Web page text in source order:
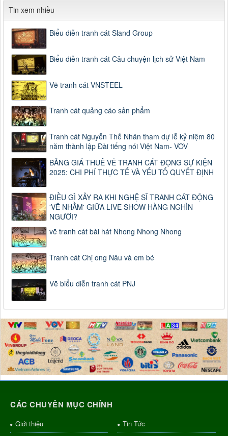
Tin xem nhiều
Biểu diễn tranh cát Sland Group
Biểu diễn tranh cát Câu chuyện lịch sử Việt Nam
Vẽ tranh cát VNSTEEL
Tranh cát quảng cáo sản phẩm
Tranh cát Nguyễn Thế Nhân tham dự lễ kỷ niệm 80
năm thành lập Đài tiếng nói Việt Nam- VOV
BẢNG GIÁ THUÊ VẼ TRANH CÁT ĐỘNG SỰ KIỆN
2025: CHI PHÍ THỰC TẾ VÀ YẾU TỐ QUYẾT ĐỊNH
ĐIỀU GÌ XẢY RA KHI NGHỆ SĨ TRANH CÁT ĐỘNG
'VẼ NHẦM' GIỮA LIVE SHOW HÀNG NGHÌN
NGƯỜI?
vẽ tranh cát bài hát Nhong Nhong Nhong
Tranh cát Chị ong Nâu và em bé
Vẽ biểu diễn tranh cát PNJ
CÁC CHUYÊN MỤC CHÍNH
Giới thiệu
Tin Tức